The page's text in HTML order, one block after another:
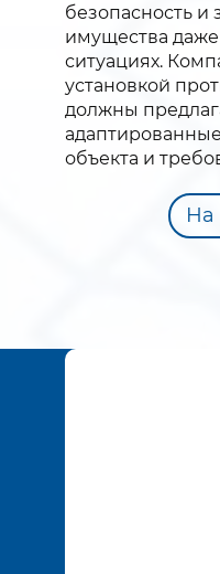
безопасность
имущества
ситуациях.
установкой
должны
объекта и
На